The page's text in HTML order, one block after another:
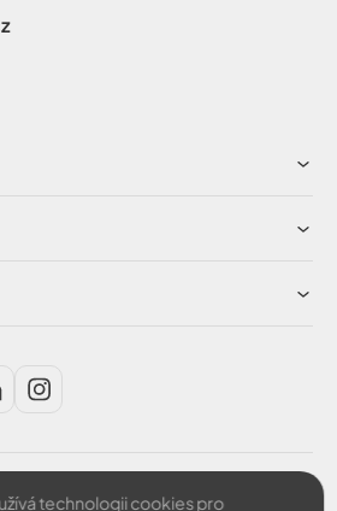
technologii cookies pro